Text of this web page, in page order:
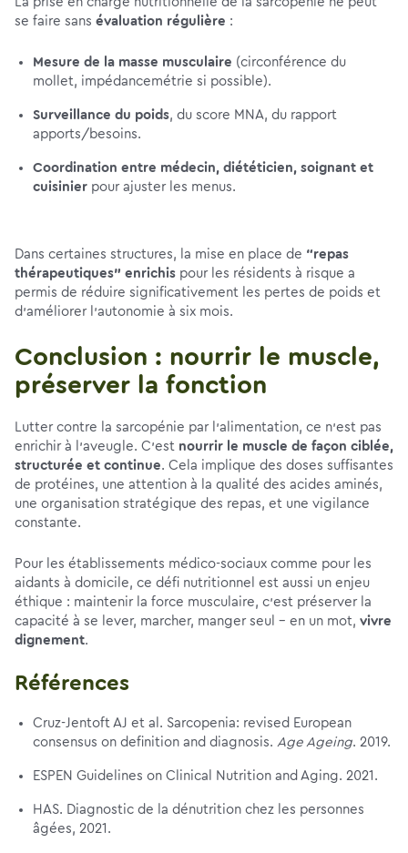
se faire sans évaluation régulière :
Mesure de la masse musculaire (circonférence du
mollet, impédancemétrie si possible).
Surveillance du poids, du score MNA, du rapport
apports/besoins.
Coordination entre médecin, diététicien, soignant et
cuisinier pour ajuster les menus.
Dans certaines structures, la mise en place de “repas
thérapeutiques” enrichis pour les résidents à risque a
permis de réduire significativement les pertes de poids et
d’améliorer l’autonomie à six mois.
Conclusion : nourrir le muscle,
préserver la fonction
Lutter contre la sarcopénie par l’alimentation, ce n’est pas
enrichir à l’aveugle. C’est nourrir le muscle de façon ciblée,
structurée et continue. Cela implique des doses suffisantes
de protéines, une attention à la qualité des acides aminés,
une organisation stratégique des repas, et une vigilance
constante.
Pour les établissements médico-sociaux comme pour les
aidants à domicile, ce défi nutritionnel est aussi un enjeu
éthique : maintenir la force musculaire, c’est préserver la
capacité à se lever, marcher, manger seul – en un mot, vivre
dignement.
Références
Cruz-Jentoft AJ et al. Sarcopenia: revised European
consensus on definition and diagnosis. Age Ageing. 2019.
ESPEN Guidelines on Clinical Nutrition and Aging. 2021.
HAS. Diagnostic de la dénutrition chez les personnes
âgées, 2021.